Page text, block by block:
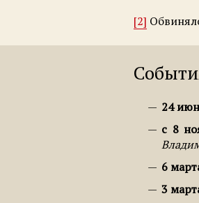
[2]
24
с 8
6
3